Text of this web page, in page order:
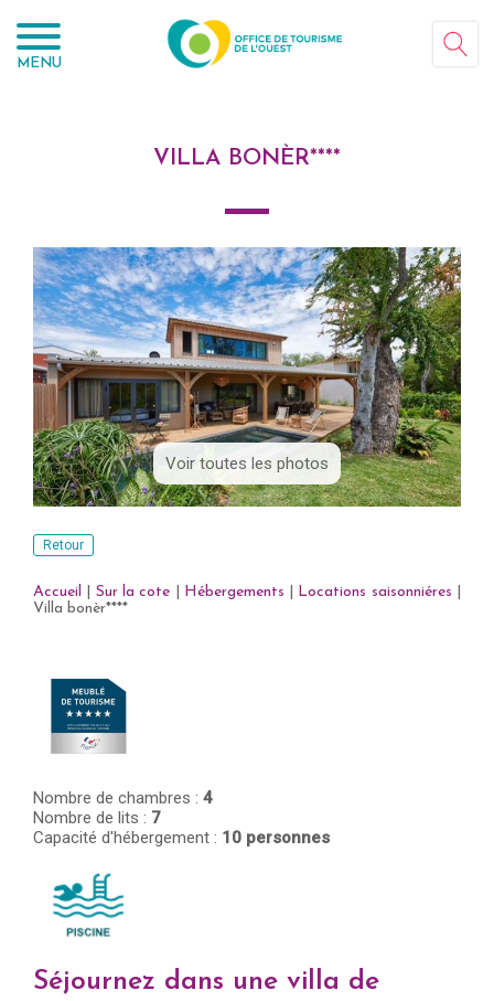
MENU
VILLA BONÈR****
Voir toutes les photos
Retour
Accueil Sur la cote Hébergements Locations saisonniéres
Villa bonèr****
Nombre de chambres : 4
Nombre de lits : 7
Capacité d'hébergement : 10 personnes
Séjournez dans une villa de